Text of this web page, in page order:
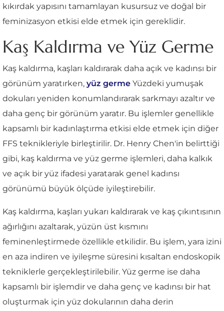
kıkırdak yapısını tamamlayan kusursuz ve doğal bir
feminizasyon etkisi elde etmek için gereklidir.
Kaş Kaldırma ve Yüz Germe
Kaş kaldırma, kaşları kaldırarak daha açık ve kadınsı bir
görünüm yaratırken, yüz germe Yüzdeki yumuşak
dokuları yeniden konumlandırarak sarkmayı azaltır ve
daha genç bir görünüm yaratır. Bu işlemler genellikle
kapsamlı bir kadınlaştırma etkisi elde etmek için diğer
FFS teknikleriyle birleştirilir. Dr. Henry Chen'in belirttiği
gibi, kaş kaldırma ve yüz germe işlemleri, daha kalkık
ve açık bir yüz ifadesi yaratarak genel kadınsı
görünümü büyük ölçüde iyileştirebilir.
Kaş kaldırma, kaşları yukarı kaldırarak ve kaş çıkıntısının
ağırlığını azaltarak, yüzün üst kısmını
feminenleştirmede özellikle etkilidir. Bu işlem, yara izini
en aza indiren ve iyileşme süresini kısaltan endoskopik
tekniklerle gerçekleştirilebilir. Yüz germe ise daha
kapsamlı bir işlemdir ve daha genç ve kadınsı bir hat
oluşturmak için yüz dokularının daha derin